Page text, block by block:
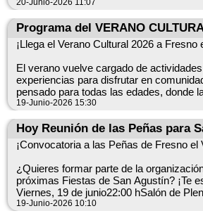
una noche inolvidable!
cargo del Grupo de Teatro Aficionado
de Fresno el Viejo
Entrada solidaria: 3 €
La recaudación irá destinada a Manos
Una obra divertida y llena de situaciones
promete arrancar más de una
¡Anímate a disfrutar del teatro y a
causa!
20-Junio-2026 11:07
Programa del VERANO
¡Llega el Verano Cultural 2026 a Fresno
El verano vuelve cargado de
experiencias para disfrutar en
pensado para todas las edades, donde
la música, el patrimonio y el arte serán
Cultura, patrimonio, música, tradición y
llenar nuestras calles de vida y ofrecer
a vecinos y visitantes.
Este programa es posible gracias a la
asociaciones, colectivos y entidades
mantener viva la actividad cultural de
19-Junio-2026 15:30
Hoy Reunión de las Peñas para
¡Convocatoria a las Peñas de Fresno el
¿Quieres formar parte de la
próximas Fiestas de San Agustín? ¡Te
Viernes, 19 de junio22:00 hSalón de
En esta reunión comenzaremos a
19-Junio-2026 10:10